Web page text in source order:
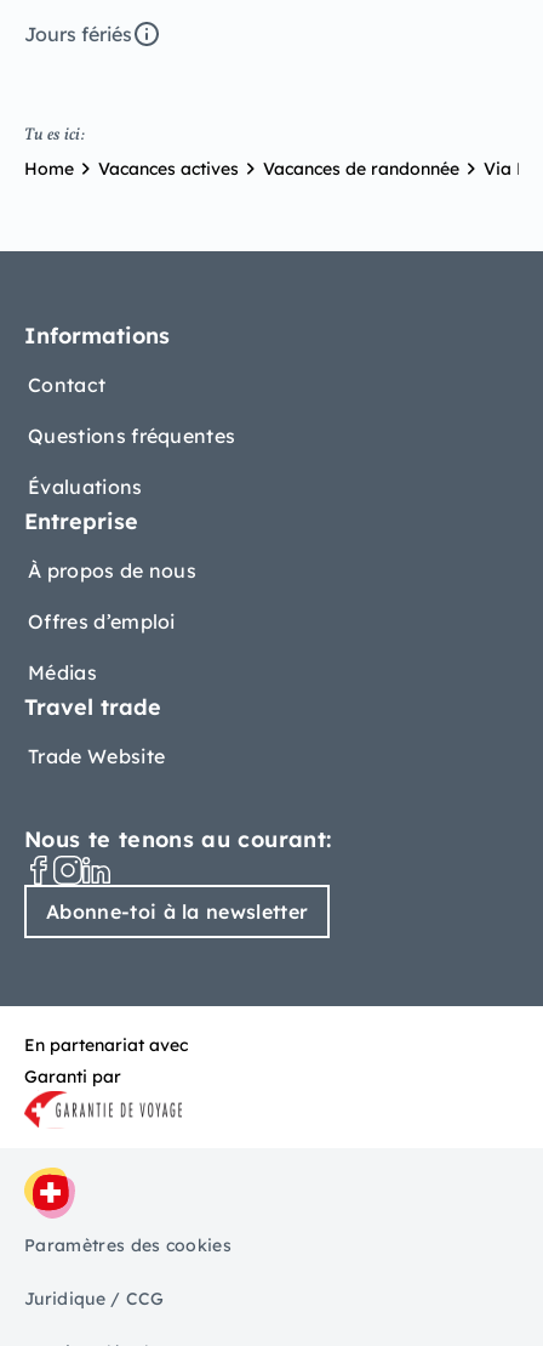
Jours fériés
Tu es ici:
Home Vacances actives Vacances de randonnée Via
Informations
Contact
Questions fréquentes
Évaluations
Entreprise
À propos de nous
Offres d’emploi
Médias
Travel trade
Trade Website
Nous te tenons au courant:
Abonne-toi à la newsletter
En partenariat avec
Garanti par
Paramètres des cookies
Juridique / CCG